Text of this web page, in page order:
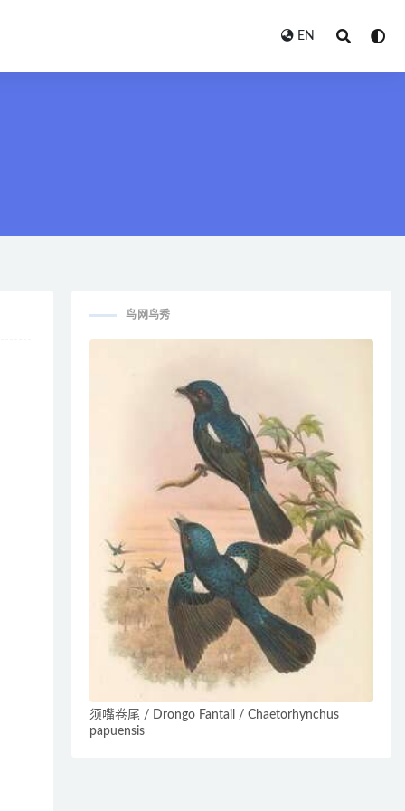
EN
鸟网鸟秀
须嘴卷尾 / Drongo Fantail / Chaetorhynchus
papuensis